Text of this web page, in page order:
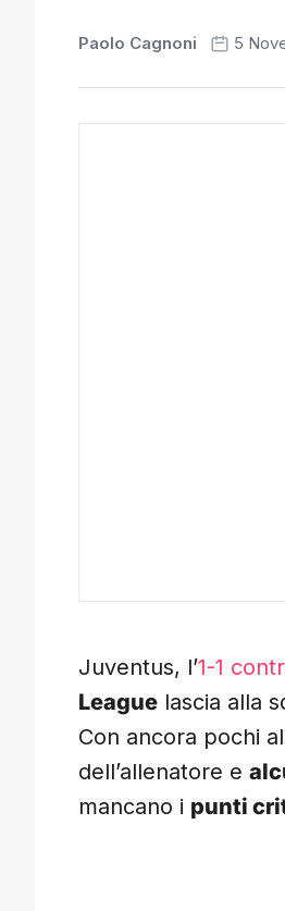
Paolo Cagnoni 5
Juventus, l’1-1
League lascia alla
Con ancora pochi
dell’allenatore e
mancano i punti